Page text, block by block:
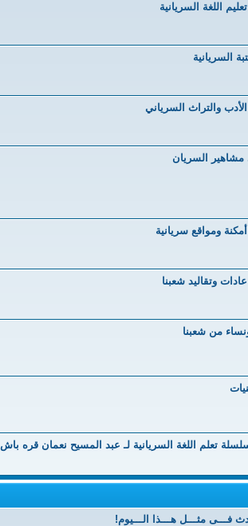
اللغة السريانية
السريانية
والتراث السرياني
مشاهير السريان
ومواقع سريانية
وتقاليد شعبنا
من شعبنا
تعلم اللغة السريانية لـ عبد المسيح نعمان قره باش
فـــى مثـــل هـــذا الـــيوم!